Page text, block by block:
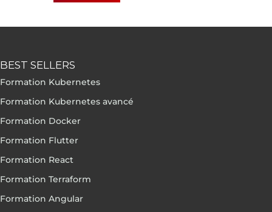
BEST SELLERS
Formation Kubernetes
Formation Kubernetes avancé
Formation Docker
Formation Flutter
Formation React
Formation Terraform
Formation Angular